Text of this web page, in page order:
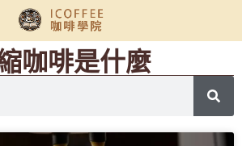
咖啡是什麼